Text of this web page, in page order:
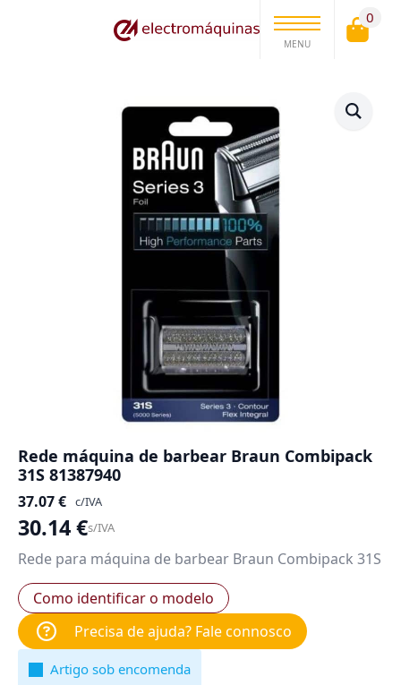
MENU
0
Rede máquina de barbear Braun Combipack
31S 81387940
37.07€ c/IVA
30.14€s/IVA
Rede para máquina de barbear Braun Combipack 31S
Como identificar o modelo
Precisa de ajuda? Fale connosco
Artigo sob encomenda